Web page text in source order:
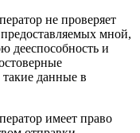
не проверяет
мной,
дееспособность и
данные в
имеет право